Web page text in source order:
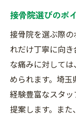
接骨院選びのポ
接骨院を選ぶ際
れだけ丁寧に向
な痛みに対して
められます。埼玉
経験豊富なスタ
提案します。ま